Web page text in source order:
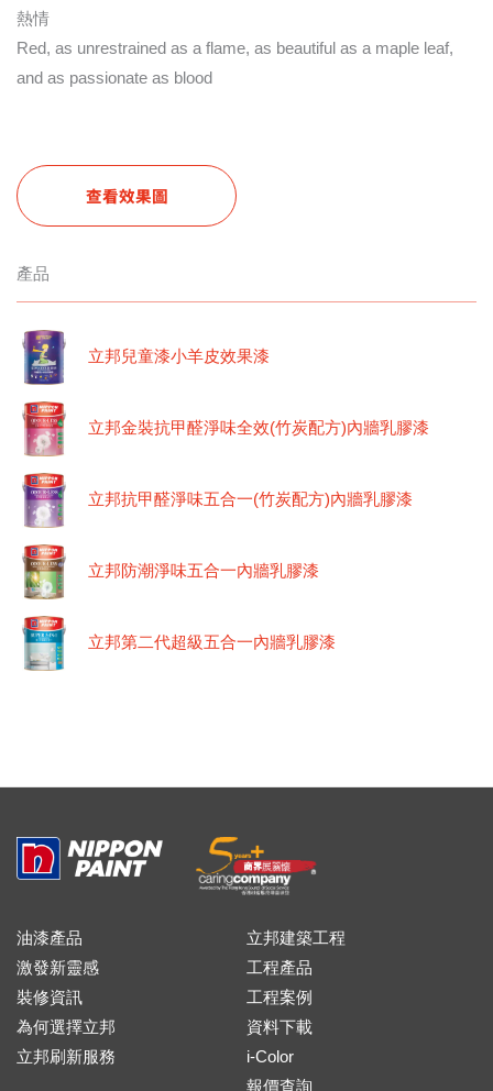
熱情
Red, as unrestrained as a flame, as beautiful as a maple leaf,
and as passionate as blood
查看效果圖
產品
立邦兒童漆小羊皮效果漆
立邦金裝抗甲醛淨味全效(竹炭配方)內牆乳膠漆
立邦抗甲醛淨味五合一(竹炭配方)內牆乳膠漆
立邦防潮淨味五合一內牆乳膠漆
立邦第二代超級五合一內牆乳膠漆
油漆產品
激發新靈感
裝修資訊
為何選擇立邦
立邦刷新服務
立邦建築工程
工程產品
工程案例
資料下載
i-Color
報價查詢